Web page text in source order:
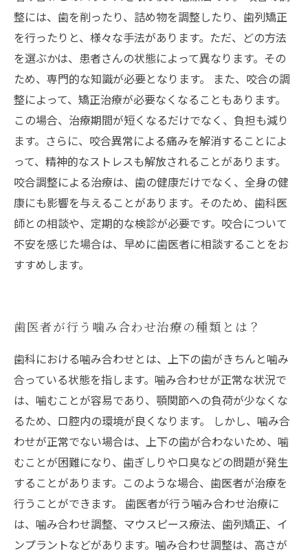
整には、歯を削ったり、詰め物を調整したり、歯列矯正
を行ったりと、様々な手法があります。ただ、どの方法
を選ぶかは、患者さんの状態によって異なります。その
ため、専門的な知識が必要となります。 また、咬合の調
整によって、矯正治療が必要なくなることもあります。
この場合、治療期間が短くなるだけでなく、負担も減り
ます。さらに、咬合異常による痛みを解消することによ
って、精神的なストレスも解放されることがあります。
咬合調整による治療は、歯の健康だけでなく、全身の健
康にも影響を与えることがあります。そのため、歯科医
師との相談や、定期的な検診が必要です。咬合について
不安を感じた場合は、早めに歯医者に相談することをお
すすめします。
歯医者が行う噛み合わせ治療の種類とは？
歯科における噛み合わせとは、上下の歯がきちんと噛み
合っている状態を指します。噛み合わせが正常な状況で
は、噛むことが容易であり、顎関節への負荷が少なくな
るため、口腔内の環境が良くなります。 しかし、噛み合
わせが正常でない場合は、上下の歯が合わないため、噛
むことが困難になり、歯ぎしりや口臭などの問題が発生
することがあります。このような場合、歯医者が治療を
行うことができます。 歯医者が行う噛み合わせ治療に
は、噛み合わせ調整、マウスピース療法、歯列矯正、イ
ンプラントなどがあります。噛み合わせ調整は、高さが